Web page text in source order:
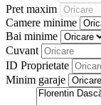
Pret maxim
Camere minime
Bai minime
Cuvant
ID Proprietate
Minim garaje